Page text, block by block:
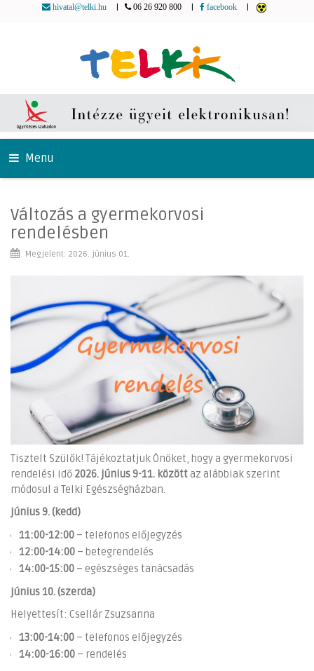
hivatal@telki.hu 06 26 920 800 facebook
Menu
Változás a gyermekorvosi
rendelésben
Megjelent: 2026. június 01.
Tisztelt Szülők! Tájékoztatjuk Önöket, hogy a gyermekorvosi
rendelési idő 2026. június 9-11. között az alábbiak szerint
módosul a Telki Egészségházban.
június 9. (kedd)
11:00-12:00 – telefonos előjegyzés
12:00-14:00 – betegrendelés
14:00-15:00 – egészséges tanácsadás
június 10. (szerda)
Helyettesít: Csellár Zsuzsanna
13:00-14:00 – telefonos előjegyzés
14:00-16:00 – rendelés